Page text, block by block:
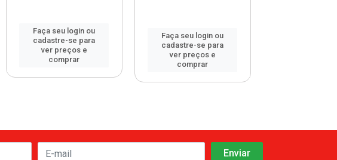
Faça seu login ou
cadastre-se para
ver preços e
comprar
Faça seu login ou
cadastre-se para
ver preços e
comprar